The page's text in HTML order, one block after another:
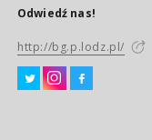
Odwiedź nas!
http://bg.p.lodz.pl/